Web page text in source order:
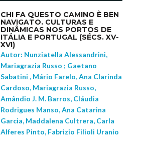
CHI FA QUESTO CAMINO È BEN
NAVIGATO. CULTURAS E
DINÂMICAS NOS PORTOS DE
ITÁLIA E PORTUGAL (SÉCS. XV-
XVI)
Autor: Nunziatella Alessandrini,
Mariagrazia Russo ; Gaetano
Sabatini , Mário Farelo, Ana Clarinda
Cardoso, Mariagrazia Russo,
Amândio J. M. Barros, Cláudia
Rodrigues Manso, Ana Catarina
Garcia, Maddalena Cultrera, Carla
Alferes Pinto, Fabrizio Filioli Uranio